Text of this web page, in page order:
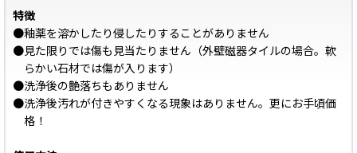
特徴
●釉薬を溶かしたり侵したりすることがありません
●見た限りでは傷も見当たりません（外壁磁器タイルの場合。軟
らかい石材では傷が入ります）
●洗浄後の艶落ちもありません
●洗浄後汚れが付きやすくなる現象はありません。更にお手頃価
格！